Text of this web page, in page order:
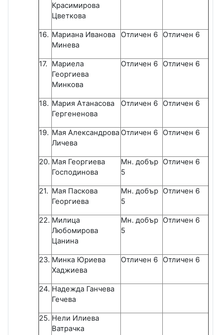
Красимирова
Цветкова
16. Мариана Иванова
Минева
Отличен 6 Отличен 6
17.
Мариела
Георгиева
Минкова
Отличен 6 Отличен 6
18. Мария Атанасова
Гергененова
Отличен 6 Отличен 6
19. Мая Александрова
Личева
Отличен 6 Отличен 6
20. Мая Георгиева
Господинова
Мн. добър
5
Отличен 6
21. Мая Паскова
Георгиева
Мн. добър
5
Отличен 6
22. Милица
Любомирова
Цанина
Мн. добър
5
Отличен 6
23. Минка Юриева
Хаджиева
Отличен 6 Отличен 6
24. Надежда Ганчева
Гечева
25. Нели Илиева
Ватрачка